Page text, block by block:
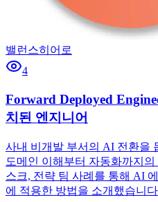
밸런스히어로
4
Forward Deployed
치된 엔지니어
사내 비개발 부서의 AI 전환을
도메인 이해부터 자동화까지
스크, 전략 팀 사례를 통해 AI
에 적용한 방법을 소개했습니